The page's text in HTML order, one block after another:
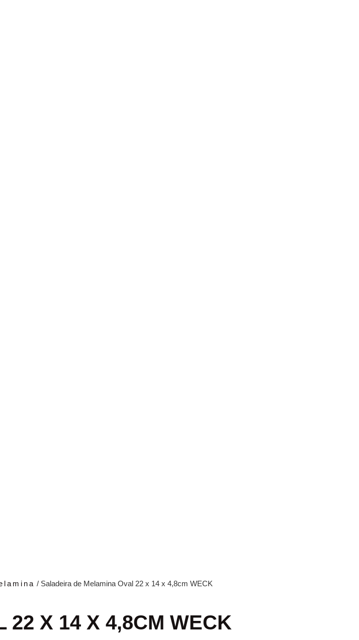
/ Saladeira de Melamina Oval 22 x 14 x 4,8cm WECK
22 X 14 X 4,8CM WECK